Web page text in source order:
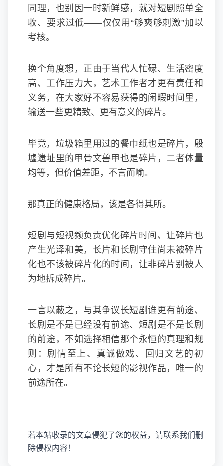
同理，也别因一时新鲜感，就对短剧照单全
收、要求过低——仅仅用“够爽够刺激”加以
考核。
换个角度想，正由于当代人忙碌、生活密度
高、工作压力大，艺术工作者才更有责任和
义务，在大家好不容易获得的闲暇时间里，
输送一些更精致、更有意义的碎片。
毕竟，垃圾箱里用过的餐巾纸也是碎片，殷
墟遗址里的甲骨文兽甲也是碎片，二者体量
均等，但价值差距，不言而喻。
那真正的健康格局，该是各得其所。
短剧与短视频负责优化碎片时间、让碎片也
产生光泽和美，长片和长剧守住尚未被碎片
化也不该被碎片化的时间，让非碎片别被人
为地拆成碎片。
一言以蔽之，与其争议长短剧谁更有前途、
长剧是不是已经没有前途、短剧是不是长剧
的前途，不如选择相信那个永恒的真理和规
则：剧情至上、真诚做戏、回归文艺的初
心，才是所有不论长短的影视作品，唯一的
前途所在。
若本站收录的文章侵犯了您的权益，请联系我们删
除侵权内容！